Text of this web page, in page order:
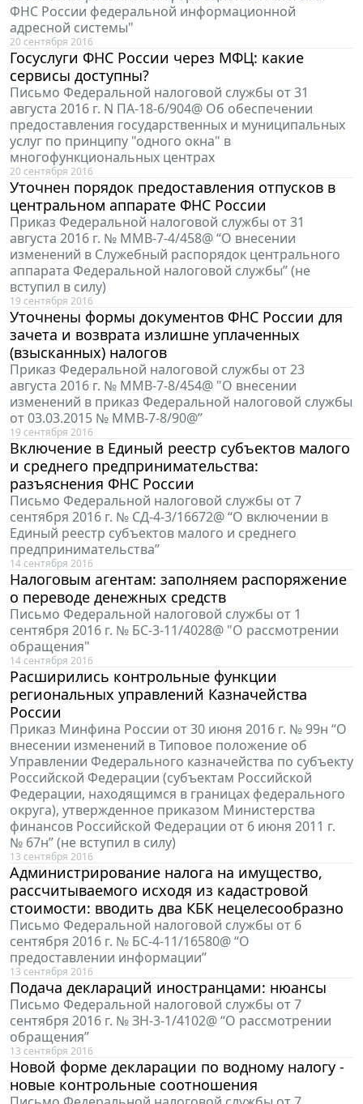
ФНС России федеральной информационной
адресной системы"
20 сентября 2016
Госуслуги ФНС России через МФЦ: какие
сервисы доступны?
Письмо Федеральной налоговой службы от 31
августа 2016 г. N ПА-18-6/904@ Об обеспечении
предоставления государственных и муниципальных
услуг по принципу "одного окна" в
многофункциональных центрах
20 сентября 2016
Уточнен порядок предоставления отпусков в
центральном аппарате ФНС России
Приказ Федеральной налоговой службы от 31
августа 2016 г. № ММВ-7-4/458@ “О внесении
изменений в Служебный распорядок центрального
аппарата Федеральной налоговой службы” (не
вступил в силу)
19 сентября 2016
Уточнены формы документов ФНС России для
зачета и возврата излишне уплаченных
(взысканных) налогов
Приказ Федеральной налоговой службы от 23
августа 2016 г. № ММВ-7-8/454@ "О внесении
изменений в приказ Федеральной налоговой службы
от 03.03.2015 № ММВ-7-8/90@”
19 сентября 2016
Включение в Единый реестр субъектов малого
и среднего предпринимательства:
разъяснения ФНС России
Письмо Федеральной налоговой службы от 7
сентября 2016 г. № СД-4-3/16672@ “О включении в
Единый реестр субъектов малого и среднего
предпринимательства”
14 сентября 2016
Налоговым агентам: заполняем распоряжение
о переводе денежных средств
Письмо Федеральной налоговой службы от 1
сентября 2016 г. № БС-3-11/4028@ "О рассмотрении
обращения"
14 сентября 2016
Расширились контрольные функции
региональных управлений Казначейства
России
Приказ Минфина России от 30 июня 2016 г. № 99н “О
внесении изменений в Типовое положение об
Управлении Федерального казначейства по субъекту
Российской Федерации (субъектам Российской
Федерации, находящимся в границах федерального
округа), утвержденное приказом Министерства
финансов Российской Федерации от 6 июня 2011 г.
№ 67н” (не вступил в силу)
13 сентября 2016
Администрирование налога на имущество,
рассчитываемого исходя из кадастровой
стоимости: вводить два КБК нецелесообразно
Письмо Федеральной налоговой службы от 6
сентября 2016 г. № БС-4-11/16580@ “О
предоставлении информации”
13 сентября 2016
Подача деклараций иностранцами: нюансы
Письмо Федеральной налоговой службы от 7
сентября 2016 г. № ЗН-3-1/4102@ “О рассмотрении
обращения”
13 сентября 2016
Новой форме декларации по водному налогу -
новые контрольные соотношения